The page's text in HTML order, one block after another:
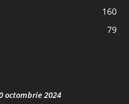
160
79
octombrie 2024